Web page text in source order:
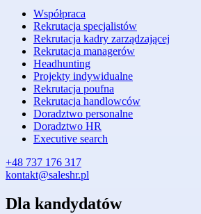
Współpraca
Rekrutacja specjalistów
Rekrutacja kadry zarządzającej
Rekrutacja managerów
Headhunting
Projekty indywidualne
Rekrutacja poufna
Rekrutacja handlowców
Doradztwo personalne
Doradztwo HR
Executive search
+48 737 176 317
kontakt@saleshr.pl
Dla kandydatów